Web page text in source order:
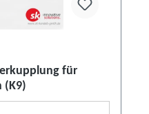
für
(K9)